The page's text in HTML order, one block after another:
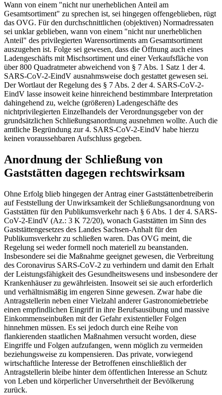
Wann von einem "nicht nur unerheblichen Anteil am
Gesamtsortiment" zu sprechen ist, sei hingegen offengeblieben, rügt
das OVG. Für den durchschnittlichen (objektiven) Normadressaten
sei unklar geblieben, wann von einem "nicht nur unerheblichen
Anteil" des privilegierten Warensortiments am Gesamtsortiment
auszugehen ist. Folge sei gewesen, dass die Öffnung auch eines
Ladengeschäfts mit Mischsortiment und einer Verkaufsfläche von
über 800 Quadratmeter abweichend von § 7 Abs. 1 Satz 1 der 4.
SARS-CoV-2-EindV ausnahmsweise doch gestattet gewesen sei.
Der Wortlaut der Regelung des § 7 Abs. 2 der 4. SARS-CoV-2-
EindV lasse insoweit keine hinreichend bestimmbare Interpretation
dahingehend zu, welche (größeren) Ladengeschäfte des
nichtprivilegierten Einzelhandels der Verordnungsgeber von der
grundsätzlichen Schließungsanordnung ausnehmen wollte. Auch die
amtliche Begründung zur 4. SARS-CoV-2-EindV habe hierzu
keinen voraussehbaren Aufschluss gegeben.
Anordnung der Schließung von
Gaststätten dagegen rechtswirksam
Ohne Erfolg blieb hingegen der Antrag einer Gaststättenbetreiberin
auf Feststellung der Unwirksamkeit der Schließungsanordnung von
Gaststätten für den Publikumsverkehr nach § 6 Abs. 1 der 4. SARS-
CoV-2-EindV (Az.: 3 K 72/20), wonach Gaststätten im Sinn des
Gaststättengesetzes des Landes Sachsen-Anhalt für den
Publikumsverkehr zu schließen waren. Das OVG meint, die
Regelung sei weder formell noch materiell zu beanstanden.
Insbesondere sei die Maßnahme geeignet gewesen, die Verbreitung
des Coronavirus SARS-CoV-2 zu verhindern und damit den Erhalt
der Leistungsfähigkeit des Gesundheitswesens und insbesondere der
Krankenhäuser zu gewährleisten. Insoweit sei sie auch erforderlich
und verhältnismäßig im engeren Sinne gewesen. Zwar habe die
Antragstellerin neben einer Vielzahl anderer Gastronomiebetriebe
einen empfindlichen Eingriff in ihre Berufsausübung und massive
Einkommenseinbußen mit der Gefahr existentieller Folgen
hinnehmen müssen. Es sei jedoch durch eine Reihe von
flankierenden staatlichen Maßnahmen versucht worden, diese
Eingriffe und Folgen aufzufangen, wenn möglich zu vermeiden
beziehungsweise zu kompensieren. Das private, vorwiegend
wirtschaftliche Interesse der Betroffenen einschließlich der
Antragstellerin bleibe hinter dem öffentlichen Interesse an Schutz
von Leben und körperlicher Unversehrtheit der Bevölkerung
zurück.